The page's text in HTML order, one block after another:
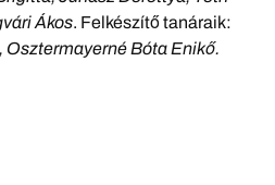
Ákos. Felkészítő tanáraik:
Osztermayerné Bóta Enikő.